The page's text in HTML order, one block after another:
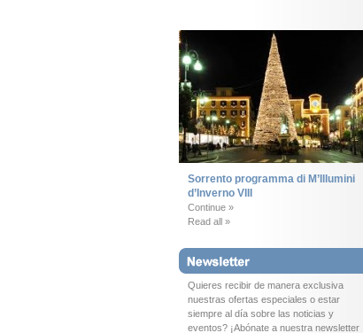
Sorrento programma di M’Illumini
d’Inverno VIII
Continue »
Read all »
Quieres recibir de manera exclusiva
nuestras ofertas especiales o estar
siempre al día sobre las noticias y
eventos? ¡Abónate a nuestra newsletter